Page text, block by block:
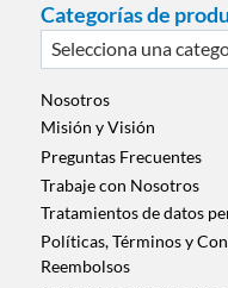
Categorías de
Selecciona
una
categoría
Nosotros
Misión y Visión
Preguntas Frecuentes
Trabaje con Nosotros
Tratamientos de datos
Políticas, Términos y
Reembolsos